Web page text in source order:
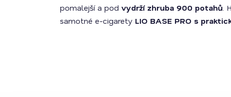
pomalejší a pod vydrží zhruba 900 potahů .
samotné e-cigarety LIO BASE PRO s